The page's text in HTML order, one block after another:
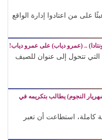
على من اعتادوا إدارة الواقع
.. (عمرو دياب) على عمرو دياب!
التي تتحول إلى عنوان للصيف
النجوم) يطالب بتكريمه في
كاملة، استطاعت أن تعبر